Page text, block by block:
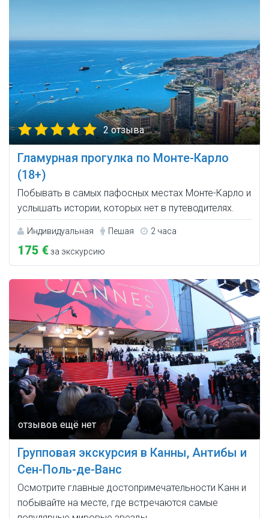
2 отзыва
Гламурная прогулка по Монте-Карло
(18+)
Побывать в самых пафосных местах Монте-Карло и
услышать истории, которых нет в путеводителях.
Индивидуальная Пешая 2 часа
175 €за экскурсию
Групповая экскурсия в Канны, Антибы и
Сен-Поль-де-Ванс
Осмотрите главные достопримечательности Канн и
побывайте на месте, где встречаются самые